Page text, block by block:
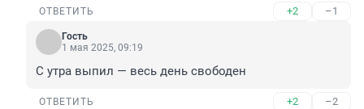
ОТВЕТИТЬ +2 –1
Гость
1 мая 2025, 09:19
С утра выпил — весь день свободен
ОТВЕТИТЬ +2 –2